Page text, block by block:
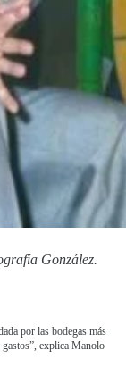
González.
por las bodegas más
explica Manolo